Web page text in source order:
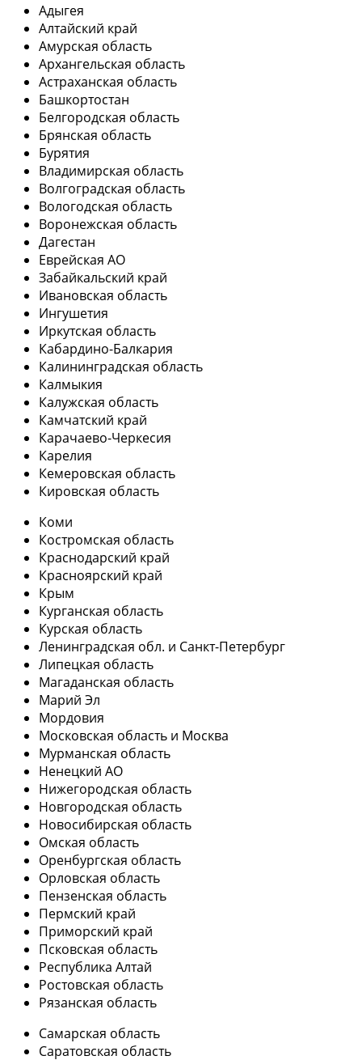
Адыгея
Алтайский край
Амурская область
Архангельская область
Астраханская область
Башкортостан
Белгородская область
Брянская область
Бурятия
Владимирская область
Волгоградская область
Вологодская область
Воронежская область
Дагестан
Еврейская АО
Забайкальский край
Ивановская область
Ингушетия
Иркутская область
Кабардино-Балкария
Калининградская область
Калмыкия
Калужская область
Камчатский край
Карачаево-Черкесия
Карелия
Кемеровская область
Кировская область
Коми
Костромская область
Краснодарский край
Красноярский край
Крым
Курганская область
Курская область
Ленинградская обл. и Санкт-Петербург
Липецкая область
Магаданская область
Марий Эл
Мордовия
Московская область и Москва
Мурманская область
Ненецкий АО
Нижегородская область
Новгородская область
Новосибирская область
Омская область
Оренбургская область
Орловская область
Пензенская область
Пермский край
Приморский край
Псковская область
Республика Алтай
Ростовская область
Рязанская область
Самарская область
Саратовская область